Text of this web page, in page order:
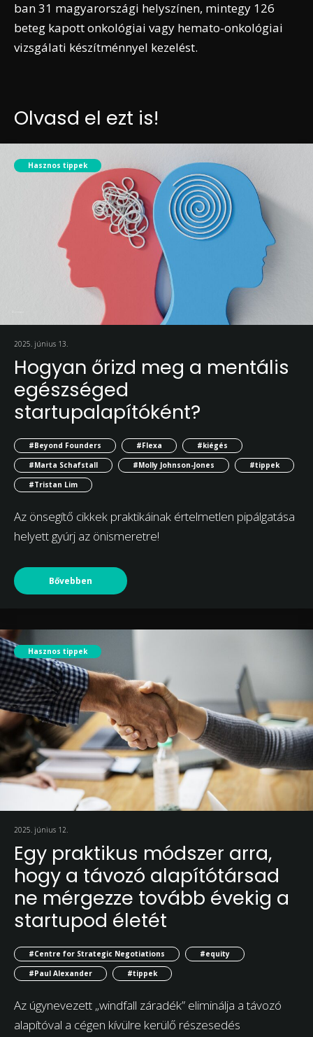
ban 31 magyarországi helyszínen, mintegy 126
beteg kapott onkológiai vagy hemato-onkológiai
vizsgálati készítménnyel kezelést.
Olvasd el ezt is!
Hasznos tippek
2025. június 13.
Hogyan őrizd meg a mentális
egészséged
startupalapítóként?
#Beyond Founders #Flexa
#kiégés
#Marta Schafstall
#Molly Johnson-Jones
#tippek
#Tristan Lim
Az önsegítő cikkek praktikáinak értelmetlen pipálgatása
helyett gyúrj az önismeretre!
Bővebben
Hasznos tippek
2025. június 12.
Egy praktikus módszer arra,
hogy a távozó alapítótársad
ne mérgezze tovább évekig a
startupod életét
#Centre for Strategic Negotiations
#equity
#Paul Alexander
#tippek
Az úgynevezett „windfall záradék” eliminálja a távozó
alapítóval a cégen kívülre kerülő részesedés